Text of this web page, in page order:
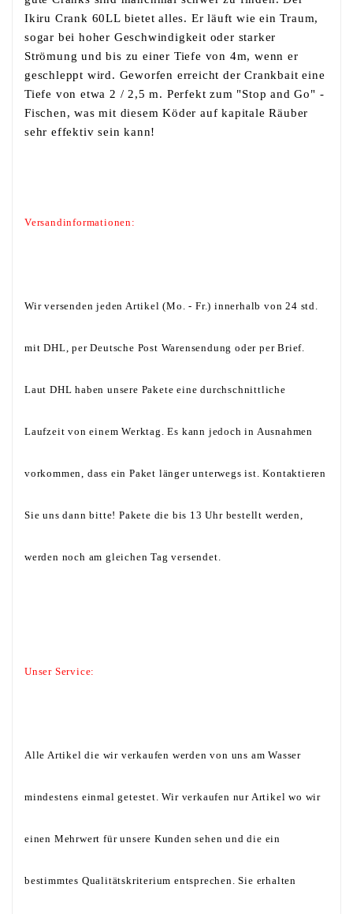
Ikiru Crank 60LL bietet alles. Er läuft wie ein Traum,
sogar bei hoher Geschwindigkeit oder starker
Strömung und bis zu einer Tiefe von 4m, wenn er
geschleppt wird. Geworfen erreicht der Crankbait eine
Tiefe von etwa 2 / 2,5 m. Perfekt zum "Stop and Go" -
Fischen, was mit diesem Köder auf kapitale Räuber
sehr effektiv sein kann!
Versandinformationen:
Wir versenden jeden Artikel (Mo. - Fr.) innerhalb von 24 std.
mit DHL, per Deutsche Post Warensendung oder per Brief.
Laut DHL haben unsere Pakete eine durchschnittliche
Laufzeit von einem Werktag. Es kann jedoch in Ausnahmen
vorkommen, dass ein Paket länger unterwegs ist. Kontaktieren
Sie uns dann bitte! Pakete die bis 13 Uhr bestellt werden,
werden noch am gleichen Tag versendet.
Unser Service:
Alle Artikel die wir verkaufen werden von uns am Wasser
mindestens einmal getestet. Wir verkaufen nur Artikel wo wir
einen Mehrwert für unsere Kunden sehen und die ein
bestimmtes Qualitätskriterium entsprechen. Sie erhalten